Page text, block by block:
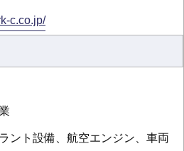
c.co.jp/
ント設備、航空エンジン、車両